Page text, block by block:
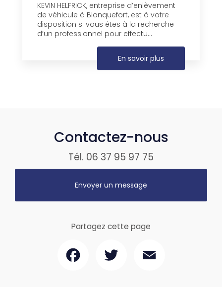
KEVIN HELFRICK, entreprise d’enlèvement
de véhicule à Blanquefort, est à votre
disposition si vous êtes à la recherche
d’un professionnel pour effectu...
En savoir plus
Contactez-nous
Tél. 06 37 95 97 75
Envoyer un message
Partagez cette page